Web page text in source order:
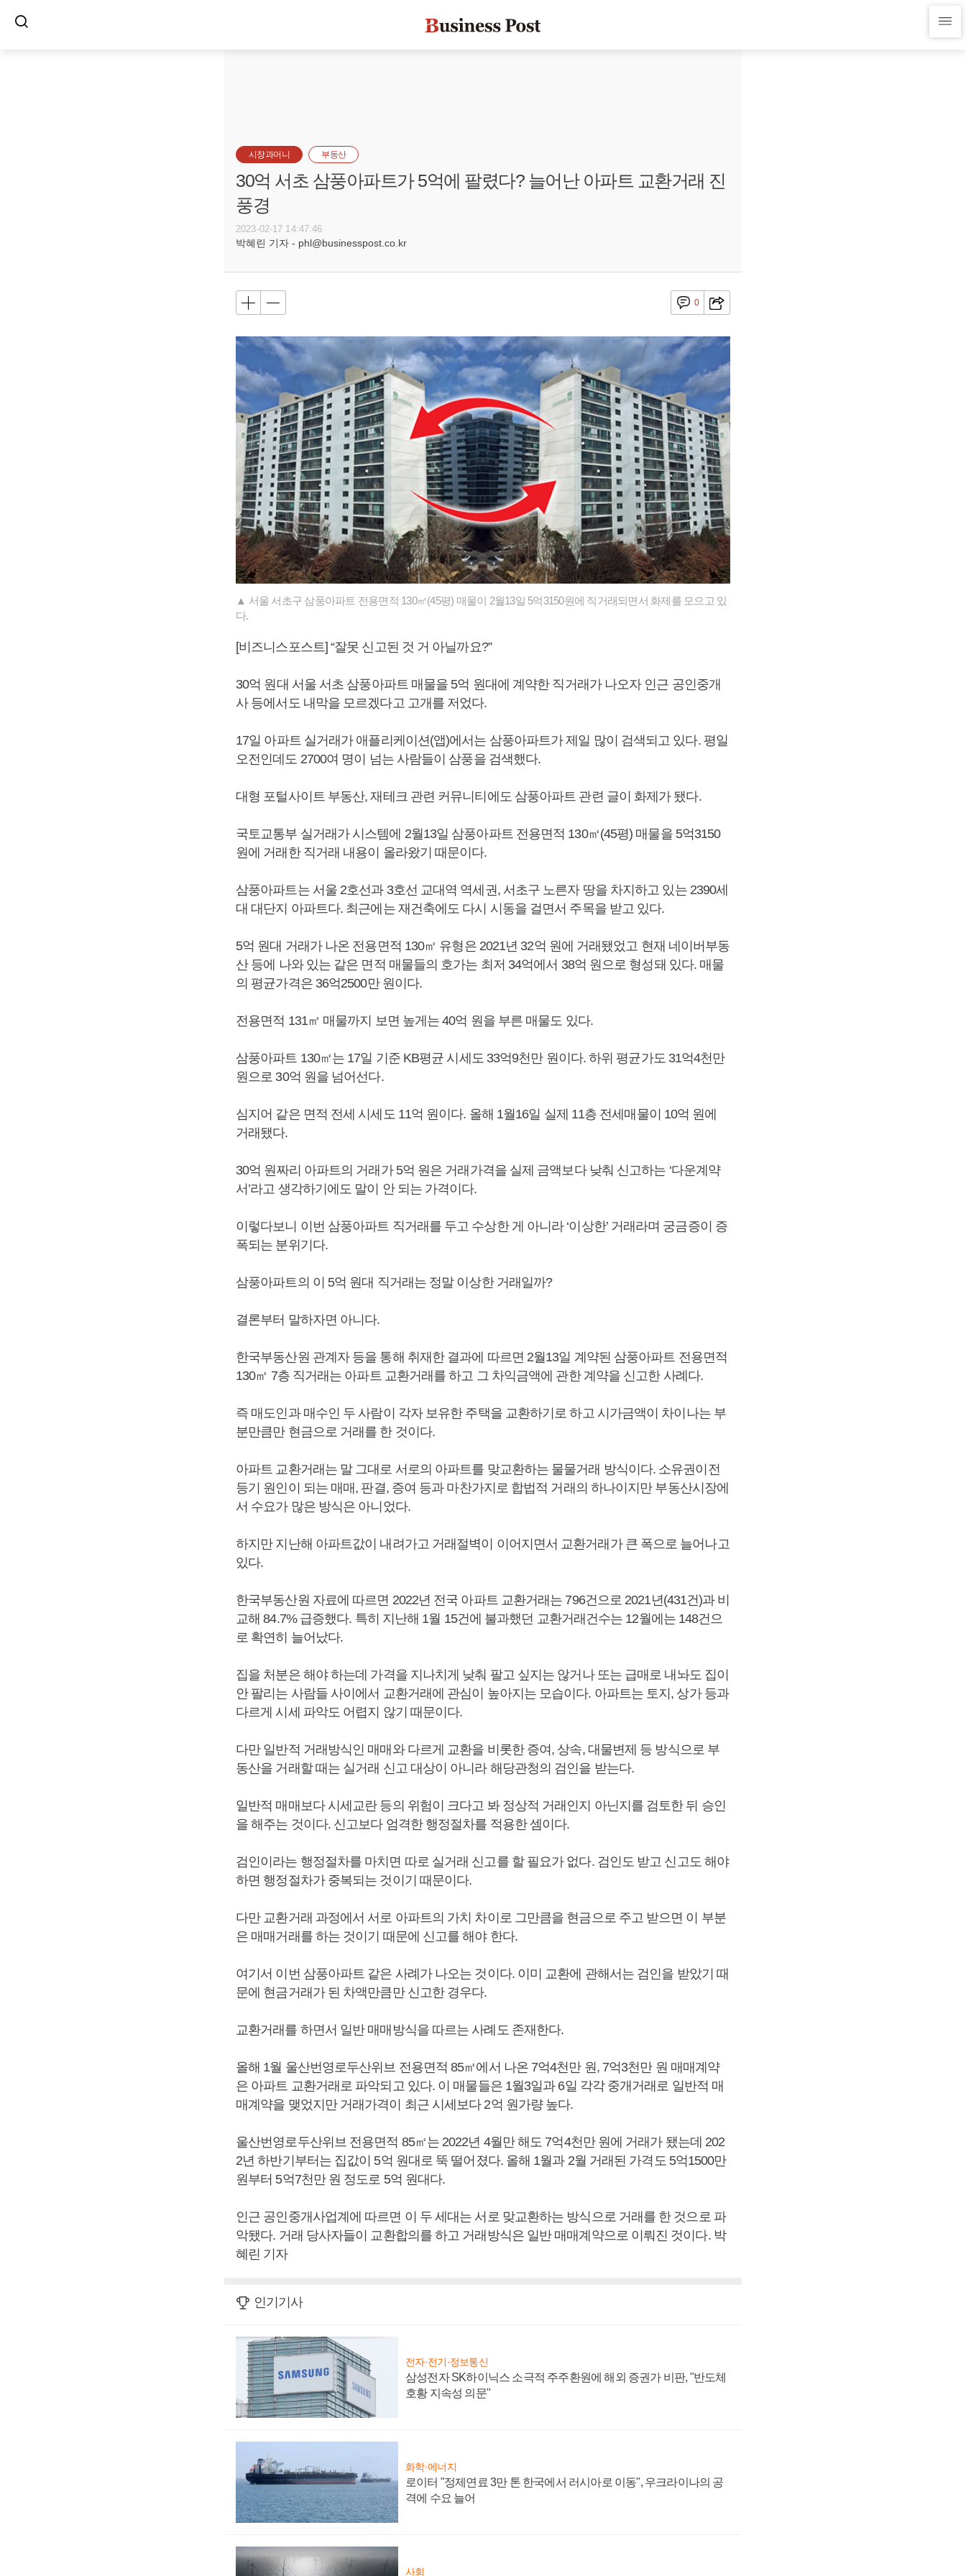
시장과머니 부동산
30억 서초 삼풍아파트가 5억에 팔렸다? 늘어난 아파트 교환거래 진
풍경
2023-02-17 14:47:46
박혜린 기자 - phl@businesspost.co.kr
0
▲ 서울 서초구 삼풍아파트 전용면적 130㎡(45평) 매물이 2월13일 5억3150원에 직거래되면서 화제를 모으고 있
다.
[비즈니스포스트] “잘못 신고된 것 거 아닐까요?”
30억 원대 서울 서초 삼풍아파트 매물을 5억 원대에 계약한 직거래가 나오자 인근 공인중개
사 등에서도 내막을 모르겠다고 고개를 저었다.
17일 아파트 실거래가 애플리케이션(앱)에서는 삼풍아파트가 제일 많이 검색되고 있다. 평일
오전인데도 2700여 명이 넘는 사람들이 삼풍을 검색했다.
대형 포털사이트 부동산, 재테크 관련 커뮤니티에도 삼풍아파트 관련 글이 화제가 됐다.
국토교통부 실거래가 시스템에 2월13일 삼풍아파트 전용면적 130㎡(45평) 매물을 5억3150
원에 거래한 직거래 내용이 올라왔기 때문이다.
삼풍아파트는 서울 2호선과 3호선 교대역 역세권, 서초구 노른자 땅을 차지하고 있는 2390세
대 대단지 아파트다. 최근에는 재건축에도 다시 시동을 걸면서 주목을 받고 있다.
5억 원대 거래가 나온 전용면적 130㎡ 유형은 2021년 32억 원에 거래됐었고 현재 네이버부동
산 등에 나와 있는 같은 면적 매물들의 호가는 최저 34억에서 38억 원으로 형성돼 있다. 매물
의 평균가격은 36억2500만 원이다.
전용면적 131㎡ 매물까지 보면 높게는 40억 원을 부른 매물도 있다.
삼풍아파트 130㎡는 17일 기준 KB평균 시세도 33억9천만 원이다. 하위 평균가도 31억4천만
원으로 30억 원을 넘어선다.
심지어 같은 면적 전세 시세도 11억 원이다. 올해 1월16일 실제 11층 전세매물이 10억 원에
거래됐다.
30억 원짜리 아파트의 거래가 5억 원은 거래가격을 실제 금액보다 낮춰 신고하는 ‘다운계약
서’라고 생각하기에도 말이 안 되는 가격이다.
이렇다보니 이번 삼풍아파트 직거래를 두고 수상한 게 아니라 ‘이상한’ 거래라며 궁금증이 증
폭되는 분위기다.
삼풍아파트의 이 5억 원대 직거래는 정말 이상한 거래일까?
결론부터 말하자면 아니다.
한국부동산원 관계자 등을 통해 취재한 결과에 따르면 2월13일 계약된 삼풍아파트 전용면적
130㎡ 7층 직거래는 아파트 교환거래를 하고 그 차익금액에 관한 계약을 신고한 사례다.
즉 매도인과 매수인 두 사람이 각자 보유한 주택을 교환하기로 하고 시가금액이 차이나는 부
분만큼만 현금으로 거래를 한 것이다.
아파트 교환거래는 말 그대로 서로의 아파트를 맞교환하는 물물거래 방식이다. 소유권이전
등기 원인이 되는 매매, 판결, 증여 등과 마찬가지로 합법적 거래의 하나이지만 부동산시장에
서 수요가 많은 방식은 아니었다.
하지만 지난해 아파트값이 내려가고 거래절벽이 이어지면서 교환거래가 큰 폭으로 늘어나고
있다.
한국부동산원 자료에 따르면 2022년 전국 아파트 교환거래는 796건으로 2021년(431건)과 비
교해 84.7% 급증했다. 특히 지난해 1월 15건에 불과했던 교환거래건수는 12월에는 148건으
로 확연히 늘어났다.
집을 처분은 해야 하는데 가격을 지나치게 낮춰 팔고 싶지는 않거나 또는 급매로 내놔도 집이
안 팔리는 사람들 사이에서 교환거래에 관심이 높아지는 모습이다. 아파트는 토지, 상가 등과
다르게 시세 파악도 어렵지 않기 때문이다.
다만 일반적 거래방식인 매매와 다르게 교환을 비롯한 증여, 상속, 대물변제 등 방식으로 부
동산을 거래할 때는 실거래 신고 대상이 아니라 해당관청의 검인을 받는다.
일반적 매매보다 시세교란 등의 위험이 크다고 봐 정상적 거래인지 아닌지를 검토한 뒤 승인
을 해주는 것이다. 신고보다 엄격한 행정절차를 적용한 셈이다.
검인이라는 행정절차를 마치면 따로 실거래 신고를 할 필요가 없다. 검인도 받고 신고도 해야
하면 행정절차가 중복되는 것이기 때문이다.
다만 교환거래 과정에서 서로 아파트의 가치 차이로 그만큼을 현금으로 주고 받으면 이 부분
은 매매거래를 하는 것이기 때문에 신고를 해야 한다.
여기서 이번 삼풍아파트 같은 사례가 나오는 것이다. 이미 교환에 관해서는 검인을 받았기 때
문에 현금거래가 된 차액만큼만 신고한 경우다.
교환거래를 하면서 일반 매매방식을 따르는 사례도 존재한다.
올해 1월 울산번영로두산위브 전용면적 85㎡에서 나온 7억4천만 원, 7억3천만 원 매매계약
은 아파트 교환거래로 파악되고 있다. 이 매물들은 1월3일과 6일 각각 중개거래로 일반적 매
매계약을 맺었지만 거래가격이 최근 시세보다 2억 원가량 높다.
울산번영로두산위브 전용면적 85㎡는 2022년 4월만 해도 7억4천만 원에 거래가 됐는데 202
2년 하반기부터는 집값이 5억 원대로 뚝 떨어졌다. 올해 1월과 2월 거래된 가격도 5억1500만
원부터 5억7천만 원 정도로 5억 원대다.
인근 공인중개사업계에 따르면 이 두 세대는 서로 맞교환하는 방식으로 거래를 한 것으로 파
악됐다. 거래 당사자들이 교환합의를 하고 거래방식은 일반 매매계약으로 이뤄진 것이다. 박
혜린 기자
인기기사
전자·전기·정보통신
삼성전자 SK하이닉스 소극적 주주환원에 해외 증권가 비판, "반도체
호황 지속성 의문"
화학·에너지
로이터 "정제연료 3만 톤 한국에서 러시아로 이동", 우크라이나의 공
격에 수요 늘어
사회